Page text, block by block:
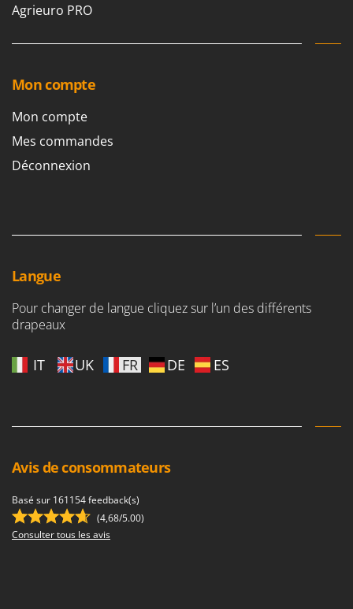
Agrieuro PRO
Mon compte
Mon compte
Mes commandes
Déconnexion
Langue
Pour changer de langue cliquez sur l’un des différents
drapeaux
IT UK FR DE ES
Avis de consommateurs
Basé sur 161154 feedback(s)
(4,68/5.00)
Consulter tous les avis